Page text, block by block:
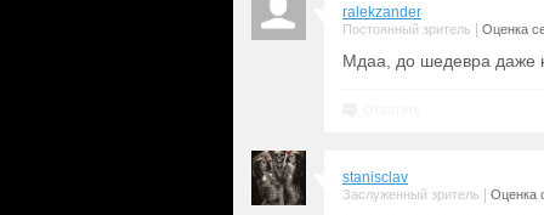
ralekzander
Постоянный зритель Оценка
Мдаа, до шедевра даже
stanisclav
Заслуженный зритель Оценка